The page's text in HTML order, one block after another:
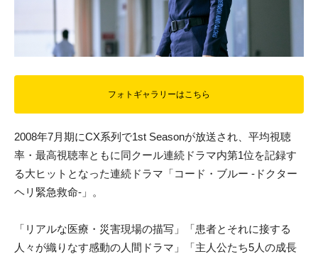
フォトギャラリーはこちら
2008年7月期にCX系列で1st Seasonが放送され、平均視聴
率・最高視聴率ともに同クール連続ドラマ内第1位を記録す
る大ヒットとなった連続ドラマ「コード・ブルー -ドクター
ヘリ緊急救命-」。
「リアルな医療・災害現場の描写」「患者とそれに接する
人々が織りなす感動の人間ドラマ」「主人公たち5人の成長